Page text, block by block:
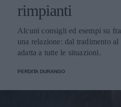
rimpianti
Alcuni consigli ed esempi su
una relazione: dal tradimento
adatta a tutte le situazioni.
PERDITA DURANGO